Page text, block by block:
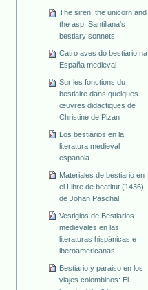
The siren; the unicorn and
the asp. Santillana's
bestiary sonnets
Catro aves do bestiario na
España medieval
Sur les fonctions du
bestiaire dans quelques
œuvres didactiques de
Christine de Pizan
Los bestiarios en la
literatura medieval
espanola
Materiales de bestiario en
el Libre de beatitut (1436)
de Johan Paschal
Vestigios de Bestiarios
medievales en las
literaturas hispánicas e
iberoamericanas
Bestiario y paraiso en los
viajes colombinos: El